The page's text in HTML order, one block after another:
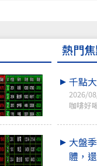
熱門
千點
2026/
咖啡好
大盤
體，